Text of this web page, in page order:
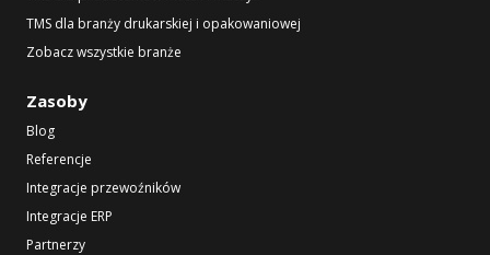
TMS dla branży drukarskiej i opakowaniowej
Zobacz wszystkie branże
Zasoby
Blog
Referencje
Integracje przewoźników
Integracje ERP
Partnerzy